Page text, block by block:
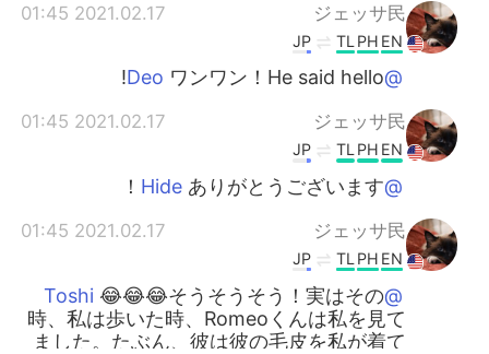
ジェッサ民
2021.02.17 01:45
EN
PH
TL
JP
@Deo
ワンワン！He said hello!
ジェッサ民
2021.02.17 01:45
EN
PH
TL
JP
@Hide
ありがとうございます！
ジェッサ民
2021.02.17 01:45
EN
PH
TL
JP
@Toshi
😂😂😂そうそうそう！実はその
時、私は歩いた時、Romeoくんは私を見て
ました。たぶん、彼は彼の毛皮を私が着て